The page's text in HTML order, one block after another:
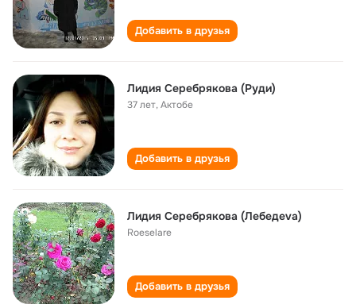
Добавить в друзья
Лидия Серебрякова (Руди)
37 лет,Актобе
Добавить в друзья
Лидия Серебрякова (Лебедeva)
Roeselare
Добавить в друзья